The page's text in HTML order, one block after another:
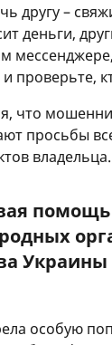
другу –
деньги,
проверьте,
что
просьбы
владельца.
помощь
Украины
особую